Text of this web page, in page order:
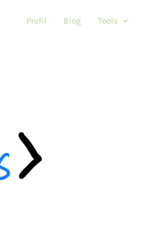
Profil Blog Tools